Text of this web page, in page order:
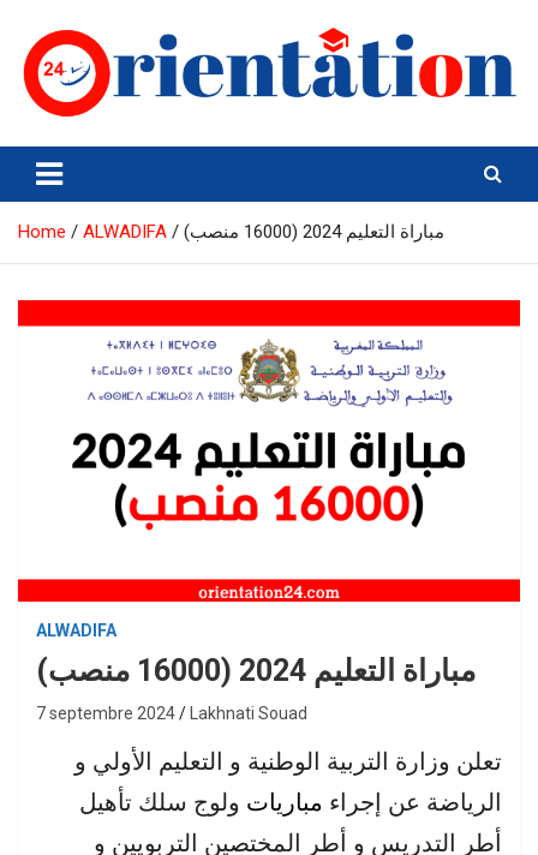
content
Orientation24
Emploi et Orientation au Maroc
Home ALWADIFA مباراة التعليم 2024 (16000 منصب)
ALWADIFA
مباراة التعليم 2024 (16000 منصب)
7 septembre 2024 Lakhnati Souad
تعلن وزارة التربية الوطنية و التعليم الأولي و
الرياضة عن إجراء مباريات ولوج سلك تأهيل
أطر التدريس و أطر المختصين التربويين و